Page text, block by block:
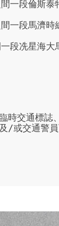
一段倫斯
一段馬濟
段冼星海
時交通標誌
/或交通警員